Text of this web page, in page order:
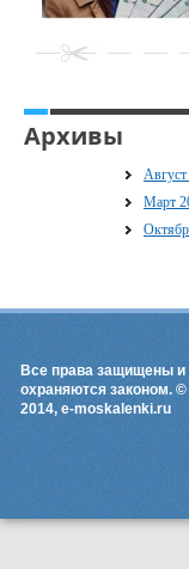
Архивы
Март
Все права защищены и
охраняются законом. ©
2014, e-moskalenki.ru